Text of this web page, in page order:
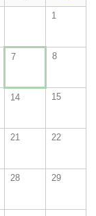
1
7 8
14 15
21 22
28 29